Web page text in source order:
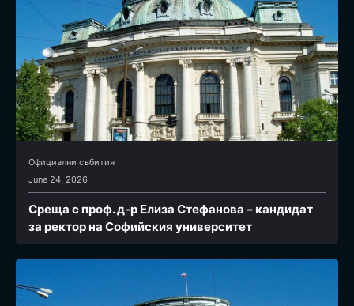
Официални събития
June 24, 2026
Среща с проф. д-р Елиза Стефанова – кандидат
за ректор на Софийския университет